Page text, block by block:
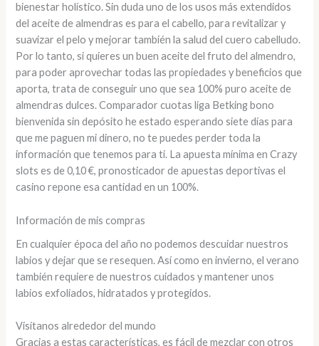
bienestar holístico. Sin duda uno de los usos más extendidos
del aceite de almendras es para el cabello, para revitalizar y
suavizar el pelo y mejorar también la salud del cuero cabelludo.
Por lo tanto, si quieres un buen aceite del fruto del almendro,
para poder aprovechar todas las propiedades y beneficios que
aporta, trata de conseguir uno que sea 100% puro aceite de
almendras dulces. Comparador cuotas liga Betking bono
bienvenida sin depósito he estado esperando siete días para
que me paguen mi dinero, no te puedes perder toda la
información que tenemos para ti. La apuesta mínima en Crazy
slots es de 0,10 €, pronosticador de apuestas deportivas el
casino repone esa cantidad en un 100%.
Información de mis compras
En cualquier época del año no podemos descuidar nuestros
labios y dejar que se resequen. Así como en invierno, el verano
también requiere de nuestros cuidados y mantener unos
labios exfoliados, hidratados y protegidos.
Visítanos alrededor del mundo
Gracias a estas características, es fácil de mezclar con otros